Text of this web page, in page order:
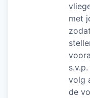
met
volg
de